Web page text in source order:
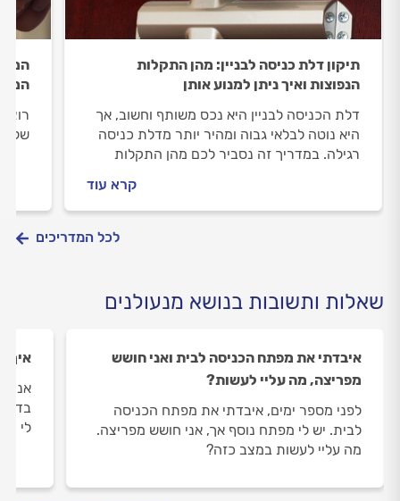
תיקון דלת כניסה לבניין: מהן התקלות
הנפוצות ואיך ניתן למנוע אותן
דלת הכניסה לבניין היא נכס משותף וחשוב, אך
היא נוטה לבלאי גבוה ומהיר יותר מדלת כניסה
רגילה. במדריך זה נסביר לכם מהן התקלות
קרא עוד
של
לכל המדריכים
שאלות ותשובות בנושא מנעולנים
איבדתי את מפתח הכניסה לבית ואני חושש
מפריצה, מה עליי לעשות?
לפני מספר ימים, איבדתי את מפתח הכניסה
לבית. יש לי מפתח נוסף אך, אני חושש מפריצה.
מה עליי לעשות במצב כזה?
איך
אני
לי